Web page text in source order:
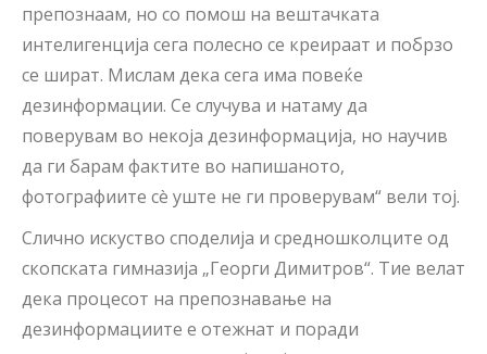
препознаам, но со помош на вештачката
интелигенција сега полесно се креираат и побрзо
се шират. Мислам дека сега има повеќе
дезинформации. Се случува и натаму да
поверувам во некоја дезинформација, но научив
да ги барам фактите во напишаното,
фотографиите сè уште не ги проверувам“ вели тој.
Слично искуство споделија и средношколците од
скопската гимназија „Георги Димитров“. Тие велат
дека процесот на препознавање на
дезинформациите е отежнат и поради